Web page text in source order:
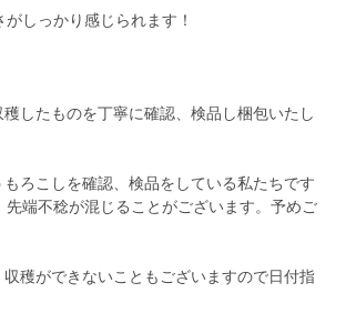
しっかり感じられます！
穫したものを丁寧に確認、検品し梱包いたし
もろこしを確認、検品をしている私たちです
先端不稔が混じることがございます。予めご
収穫ができないこともございますので日付指